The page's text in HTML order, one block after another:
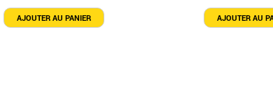
AJOUTER AU PANIER AJOUTER AU